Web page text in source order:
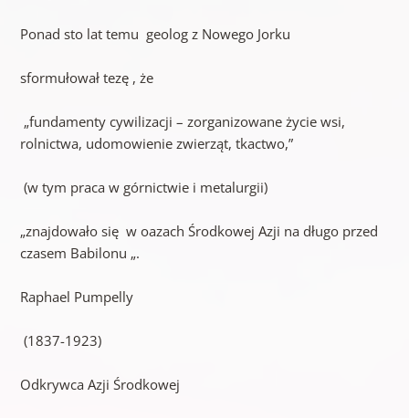
Ponad sto lat temu geolog z Nowego Jorku
sformułował tezę , że
„fundamenty cywilizacji – zorganizowane życie wsi,
rolnictwa, udomowienie zwierząt, tkactwo,”
(w tym praca w górnictwie i metalurgii)
„znajdowało się w oazach Środkowej Azji na długo przed
czasem Babilonu „.
Raphael Pumpelly
(1837-1923)
Odkrywca Azji Środkowej